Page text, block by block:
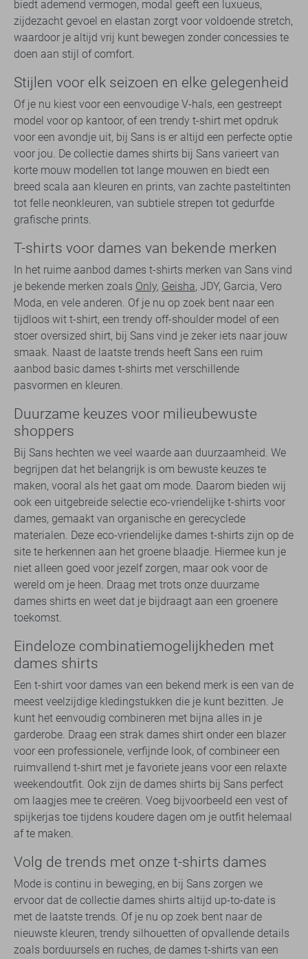
biedt ademend vermogen, modal geeft een luxueus,
zijdezacht gevoel en elastan zorgt voor voldoende stretch,
waardoor je altijd vrij kunt bewegen zonder concessies te
doen aan stijl of comfort.
Stijlen voor elk seizoen en elke gelegenheid
Of je nu kiest voor een eenvoudige V-hals, een gestreept
model voor op kantoor, of een trendy t-shirt met opdruk
voor een avondje uit, bij Sans is er altijd een perfecte optie
voor jou. De collectie dames shirts bij Sans varieert van
korte mouw modellen tot lange mouwen en biedt een
breed scala aan kleuren en prints, van zachte pasteltinten
tot felle neonkleuren, van subtiele strepen tot gedurfde
grafische prints.
T-shirts voor dames van bekende merken
In het ruime aanbod dames t-shirts merken van Sans vind
je bekende merken zoals Only, Geisha, JDY, Garcia, Vero
Moda, en vele anderen. Of je nu op zoek bent naar een
tijdloos wit t-shirt, een trendy off-shoulder model of een
stoer oversized shirt, bij Sans vind je zeker iets naar jouw
smaak. Naast de laatste trends heeft Sans een ruim
aanbod basic dames t-shirts met verschillende
pasvormen en kleuren.
Duurzame keuzes voor milieubewuste
shoppers
Bij Sans hechten we veel waarde aan duurzaamheid. We
begrijpen dat het belangrijk is om bewuste keuzes te
maken, vooral als het gaat om mode. Daarom bieden wij
ook een uitgebreide selectie eco-vriendelijke t-shirts voor
dames, gemaakt van organische en gerecyclede
materialen. Deze eco-vriendelijke dames t-shirts zijn op de
site te herkennen aan het groene blaadje. Hiermee kun je
niet alleen goed voor jezelf zorgen, maar ook voor de
wereld om je heen. Draag met trots onze duurzame
dames shirts en weet dat je bijdraagt aan een groenere
toekomst.
Eindeloze combinatiemogelijkheden met
dames shirts
Een t-shirt voor dames van een bekend merk is een van de
meest veelzijdige kledingstukken die je kunt bezitten. Je
kunt het eenvoudig combineren met bijna alles in je
garderobe. Draag een strak dames shirt onder een blazer
voor een professionele, verfijnde look, of combineer een
ruimvallend t-shirt met je favoriete jeans voor een relaxte
weekendoutfit. Ook zijn de dames shirts bij Sans perfect
om laagjes mee te creëren. Voeg bijvoorbeeld een vest of
spijkerjas toe tijdens koudere dagen om je outfit helemaal
af te maken.
Volg de trends met onze t-shirts dames
Mode is continu in beweging, en bij Sans zorgen we
ervoor dat de collectie dames shirts altijd up-to-date is
met de laatste trends. Of je nu op zoek bent naar de
nieuwste kleuren, trendy silhouetten of opvallende details
zoals borduursels en ruches, de dames t-shirts van een